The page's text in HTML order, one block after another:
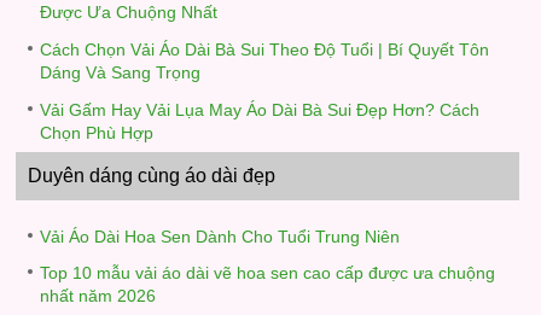
Được Ưa Chuộng Nhất
Cách Chọn Vải Áo Dài Bà Sui Theo Độ Tuổi | Bí Quyết Tôn
Dáng Và Sang Trọng
Vải Gấm Hay Vải Lụa May Áo Dài Bà Sui Đẹp Hơn? Cách
Chọn Phù Hợp
Duyên dáng cùng áo dài đẹp
Vải Áo Dài Hoa Sen Dành Cho Tuổi Trung Niên
Top 10 mẫu vải áo dài vẽ hoa sen cao cấp được ưa chuộng
nhất năm 2026